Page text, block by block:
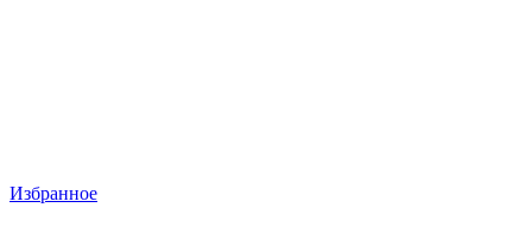
Избранное